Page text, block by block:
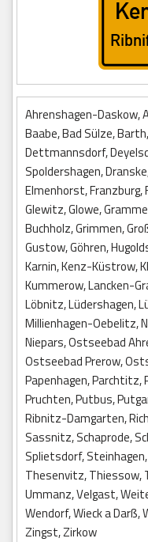
Ahrenshagen-Daskow,
Baabe, Bad Sülze,
Dettmannsdorf,
Spoldershagen,
Elmenhorst, Franzburg,
Glewitz, Glowe,
Buchholz, Grimmen,
Gustow, Göhren,
Karnin, Kenz-Küstrow,
Kummerow, Lancken-
Löbnitz, Lüdershagen,
Millienhagen-Oebelitz,
Niepars, Ostseebad
Ostseebad Prerow,
Papenhagen, Parchtitz,
Pruchten, Putbus,
Ribnitz-Damgarten,
Sassnitz, Schaprode,
Splietsdorf,
Thesenvitz, Thiessow,
Ummanz, Velgast,
Wendorf, Wieck a
Zingst, Zirkow